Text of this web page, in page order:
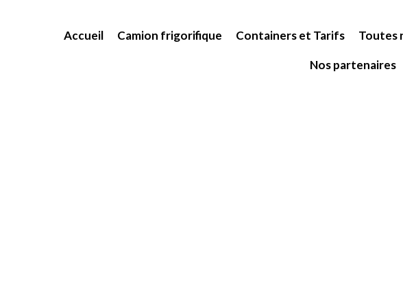
Accueil Camion frigorifique Containers et Tarifs Toutes
Nos partenaires